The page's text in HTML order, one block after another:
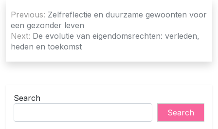
navigation
Previous: Zelfreflectie en duurzame gewoonten voor
een gezonder leven
Next: De evolutie van eigendomsrechten: verleden,
heden en toekomst
Search
Search